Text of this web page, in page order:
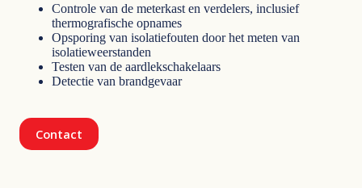
Controle van de meterkast en verdelers, inclusief
thermografische opnames
Opsporing van isolatiefouten door het meten van
isolatieweerstanden
Testen van de aardlekschakelaars
Detectie van brandgevaar
Contact